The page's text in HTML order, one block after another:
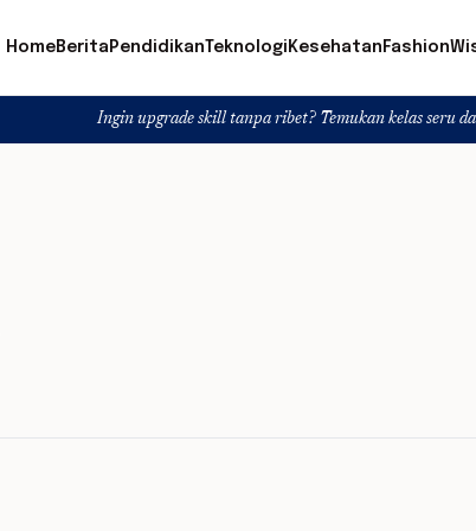
HomeBerita PendidikanTeknologi Kesehatan Fashion
Ingin upgrade skill tanpa ribet? Temukan kelas seru dan materi